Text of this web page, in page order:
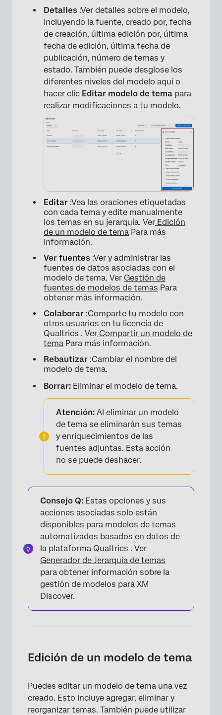
×
×
Detalles :Ver detalles sobre el modelo,
incluyendo la fuente, creado por, fecha
de creación, última edición por, última
fecha de edición, última fecha de
publicación, número de temas y
estado. También puede desglose los
diferentes niveles del modelo aquí o
hacer clic Editar modelo de tema para
realizar modificaciones a tu modelo.
Editar :Vea las oraciones etiquetadas
con cada tema y edite manualmente
los temas en su jerarquía. Ver Edición
de un modelo de tema Para más
información.
Ver fuentes :Ver y administrar las
fuentes de datos asociadas con el
modelo de tema. Ver Gestión de
fuentes de modelos de temas Para
obtener más información.
Colaborar :Comparte tu modelo con
otros usuarios en tu licencia de
Qualtrics . Ver Compartir un modelo de
tema Para más información.
Rebautizar :Cambiar el nombre del
modelo de tema.
Borrar: Eliminar el modelo de tema.
Atención: Al eliminar un modelo
de tema se eliminarán sus temas
y enriquecimientos de las
fuentes adjuntas. Esta acción
no se puede deshacer.
Consejo Q: Estas opciones y sus
acciones asociadas solo están
disponibles para modelos de temas
automatizados basados ​​en datos de
la plataforma Qualtrics . Ver
Generador de Jerarquía de temas
para obtener información sobre la
gestión de modelos para XM
Discover.
Edición de un modelo de tema
Puedes editar un modelo de tema una vez
creado. Esto incluye agregar, eliminar y
reorganizar temas. También puede utilizar